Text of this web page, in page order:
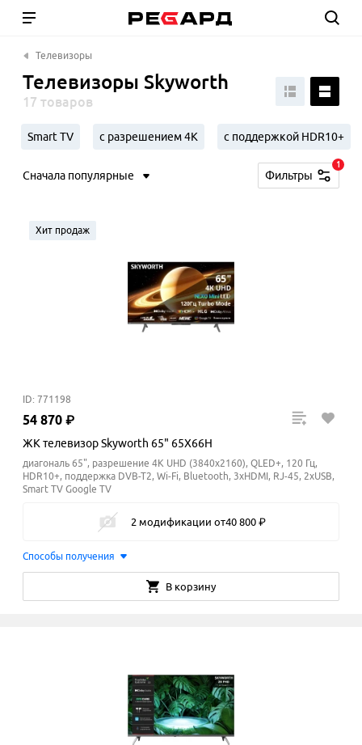
Телевизоры
Телевизоры Skyworth
17 товаров
Smart TV с разрешением 4К с поддержкой HDR10+
Сначала популярные Фильтры
1
Хит продаж
ID: 771198
54 870 ₽
ЖК телевизор Skyworth 65" 65X66H
диагональ 65", разрешение 4K UHD (3840x2160), QLED+, 120 Гц,
HDR10+, поддержка DVB-T2, Wi-Fi, Bluetooth, 3xHDMI, RJ-45, 2xUSB,
Smart TV Google TV
2 модификации от40 800 ₽
Способы получения
В корзину